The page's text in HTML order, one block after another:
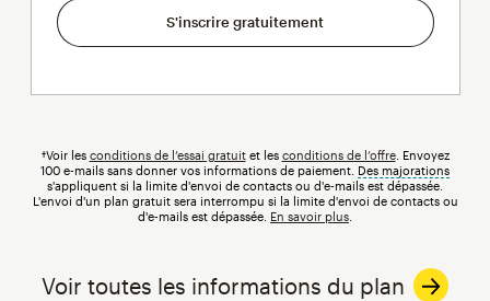
S'inscrire gratuitement
†Voir les conditions de l’essai gratuitet les conditions de l’offre. Envoyez
100 e-mails sans donner vos informations de paiement. Des majorations
s'appliquent si la limite d'envoi de contacts ou d'e-mails est dépassée.
L'envoi d'un plan gratuit sera interrompu si la limite d'envoi de contacts ou
d'e-mails est dépassée. En savoir plus
Voir toutes les informations du plan